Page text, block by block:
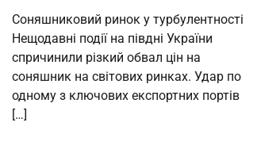
Соняшниковий ринок у турбулентності
Нещодавні події на півдні України
спричинили різкий обвал цін на
соняшник на світових ринках. Удар по
одному з ключових експортних портів
[…]